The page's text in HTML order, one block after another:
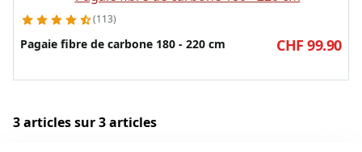
113
Pagaie fibre de carbone 180 - 220 cm CHF 99.90
3 articles sur 3 articles